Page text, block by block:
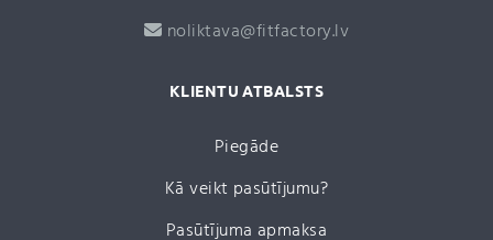
noliktava@fitfactory.lv
KLIENTU ATBALSTS
Piegāde
Kā veikt pasūtījumu?
Pasūtījuma apmaksa